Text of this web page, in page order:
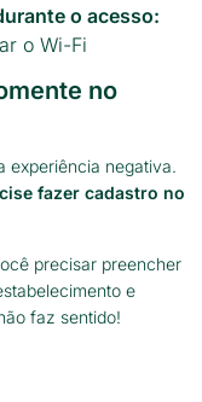
o acesso:
o Wi-Fi
no
experiência negativa.
fazer cadastro no
precisar preencher
e
faz sentido!